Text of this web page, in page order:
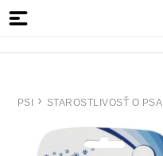
PSI STAROSTLIVOSŤ O PSA